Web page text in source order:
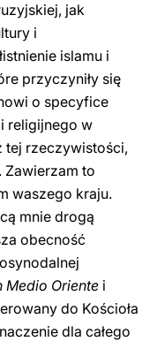
jak
i
islamu i
przyczyniły się
o specyfice
religijnego w
tej rzeczywistości,
Zawierzam to
waszego kraju.
mnie drogą
obecność
Medio Oriente i
do Kościoła
dla całego